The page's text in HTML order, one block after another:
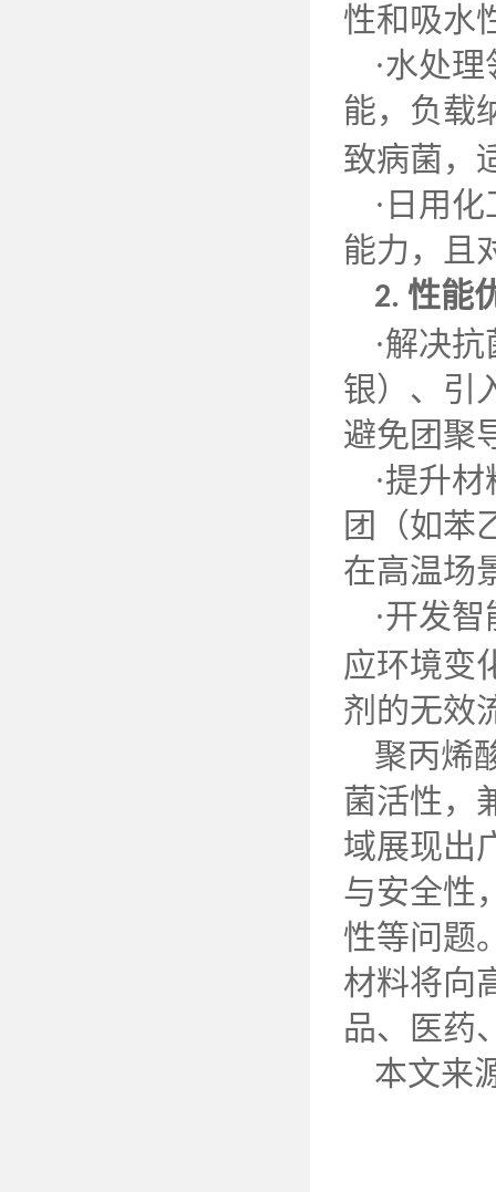
性和吸水
·水处
能，负载
致病菌，
·日用
能力，且
2. 性能
·解决
银）、引
避免团聚
·提升
团（如苯
在高温场
·开发
应环境变
剂的无效
聚丙烯
菌活性，
域展现出
与安全性
性等问题
材料将向
品、医药
本文来